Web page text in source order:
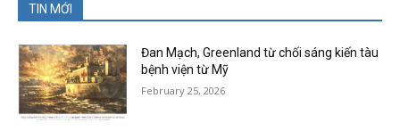
TIN MỚI
Đan Mạch, Greenland từ chối sáng kiến tàu
bệnh viện từ Mỹ
February 25, 2026